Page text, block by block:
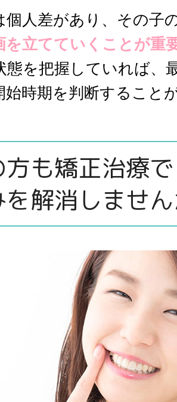
個人差があり、その子
を立てていくことが重
態を把握していれば、
始時期を判断すること
も矯正治療で
を解消しませ